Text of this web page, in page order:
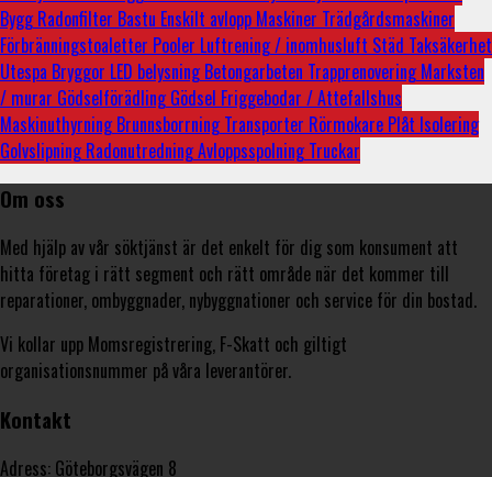
ByggRadonfilter Bastu Enskilt avlopp Maskiner Trädgårdsmaskiner
Förbränningstoaletter Pooler Luftrening / inomhusluft Städ Taksäkerhet
Utespa Bryggor LED belysningBetongarbeten TrapprenoveringMarksten
/ murar GödselförädlingGödsel Friggebodar / Attefallshus
MaskinuthyrningBrunnsborrningTransporter Rörmokare Plåt Isolering
GolvslipningRadonutredningAvloppsspolningTruckar
Om oss
Med hjälp av vår söktjänst är det enkelt för dig som konsument att
hitta företag i rätt segment och rätt område när det kommer till
reparationer, ombyggnader, nybyggnationer och service för din bostad.
Vi kollar upp Momsregistrering, F-Skatt och giltigt
organisationsnummer på våra leverantörer.
Kontakt
Adress: Göteborgsvägen 8